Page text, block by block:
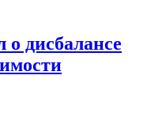
дисбалансе